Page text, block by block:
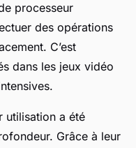
processeur
des opérations
C’est
dans les jeux vidéo
utilisation a été
Grâce à leur